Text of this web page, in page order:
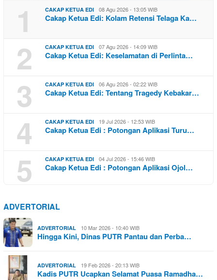
1 CAKAP KETUA EDI 08 Agu 2026 - 13:05 WIB
Cakap Ketua Edi: Kolam Retensi Telaga Ka…
2 CAKAP KETUA EDI 07 Agu 2026 - 14:09 WIB
Cakap Ketua Edi: Keselamatan di Perlinta…
3 CAKAP KETUA EDI 06 Agu 2026 - 02:22 WIB
Cakap Ketua Edi: Tentang Tragedy Kebakar…
4 CAKAP KETUA EDI 19 Jul 2026 - 12:53 WIB
Cakap Ketua Edi : Potongan Aplikasi Turu…
5 CAKAP KETUA EDI 04 Jul 2026 - 15:46 WIB
Cakap Ketua Edi : Potongan Aplikasi Ojol…
ADVERTORIAL
ADVERTORIAL 10 Mar 2026 - 10:40 WIB
Hingga Kini, Dinas PUTR Pantau dan Perba…
ADVERTORIAL 19 Feb 2026 - 20:13 WIB
Kadis PUTR Ucapkan Selamat Puasa Ramadha…